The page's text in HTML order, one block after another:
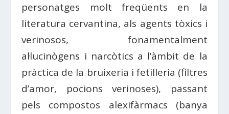
personatges molt freqüents en la
literatura cervantina, als agents tòxics i
verinosos, fonamentalment
al·lucinògens i narcòtics a l’àmbit de la
pràctica de la bruixeria i fetilleria (filtres
d’amor, pocions verinoses), passant
pels compostos alexifàrmacs (banya